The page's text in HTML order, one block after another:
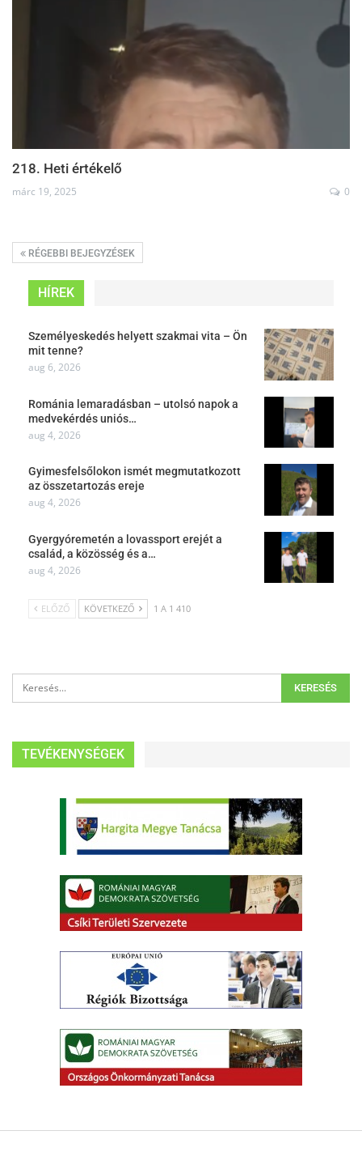
218. Heti értékelő
márc 19, 2025 0
RÉGEBBI BEJEGYZÉSEK
HÍREK
Személyeskedés helyett szakmai vita – Ön
mit tenne?
aug 6, 2026
Románia lemaradásban – utolsó napok a
medvekérdés uniós…
aug 4, 2026
Gyimesfelsőlokon ismét megmutatkozott
az összetartozás ereje
aug 4, 2026
Gyergyóremetén a lovassport erejét a
család, a közösség és a…
aug 4, 2026
ELŐZŐ KÖVETKEZŐ 1 A 1 410
TEVÉKENYSÉGEK